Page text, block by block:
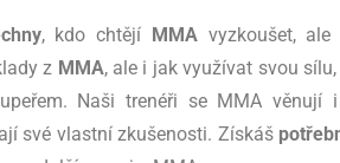
, kdo chtějí MMA vyzkoušet,
z MMA, ale i jak využívat svou
Naši trenéři se MMA věnují
své vlastní zkušenosti. Získáš